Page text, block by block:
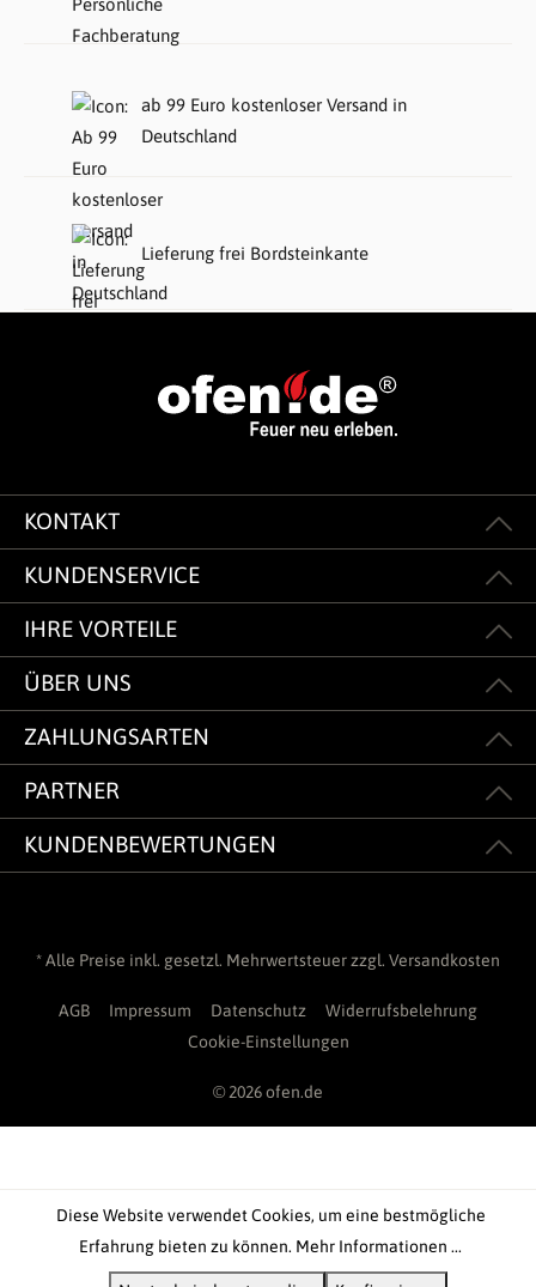
ab 99 Euro kostenloser Versand in
Deutschland
Lieferung frei Bordsteinkante
KONTAKT
KUNDENSERVICE
IHRE VORTEILE
ÜBER UNS
ZAHLUNGSARTEN
PARTNER
KUNDENBEWERTUNGEN
* Alle Preise inkl. gesetzl. Mehrwertsteuer zzgl. Versandkosten
AGB Impressum Datenschutz
Widerrufsbelehrung
Cookie-Einstellungen
© 2026 ofen.de
Diese Website verwendet Cookies, um eine bestmögliche
Erfahrung bieten zu können. Mehr Informationen ...